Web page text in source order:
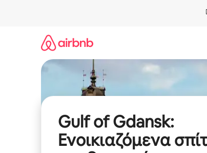
Gulf of Gdansk:
Ενοικιαζόμενα